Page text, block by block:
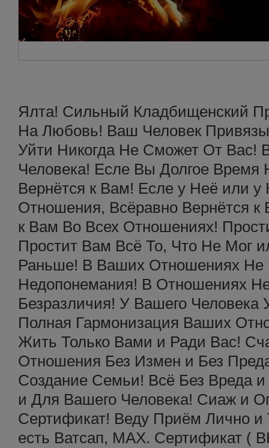
Ялта! Сильный Кладбищенский
На Любовь! Ваш Человек
Уйти Никогда Не Сможет От Вас!
Человека! Есле Вы Долгое
Вернётся к Вам! Есле у Неё или у
Отношения, Всёравно Вернётся к
к Вам Во Всех Отношениях!
Простит Вам Всё То, Что Не Мог
Раньше! В Ваших Отношениях Не
Недопонемания! В Отношениях
Безразличия! У Вашего Человека
Полная Гармонизация Ваших
Жить Только Вами и Ради Вас!
Отношения Без Измен и Без
Создание Семьи! Всё Без Вреда
и Для Вашего Человека! Сиаж и
Сертификат! Веду Приём Лично
есть Ватсап, МАХ. Сертификат